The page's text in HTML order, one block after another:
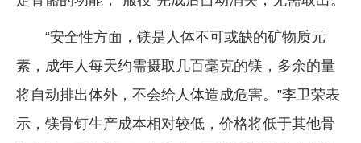
“安全性方面，镁是人体不可或缺的矿物质元
素，成年人每天约需摄取几百毫克的镁，多余的量
将自动排出体外，不会给人体造成危害。”李卫荣表
示，镁骨钉生产成本相对较低，价格将低于其他骨